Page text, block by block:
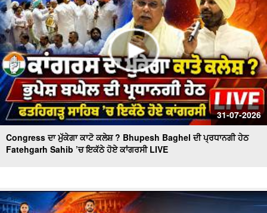
31-07-2026
Congress ਦਾ ਮੁੱਕੇਗਾ ਕਾਟੋ ਕਲੇਸ਼ ? Bhupesh Baghel ਦੀ ਪ੍ਰਧਾਨਗੀ ਹੇਠ
Fatehgarh Sahib ’ਚ ਇਕੱਠੇ ਹੋਏ ਕਾਂਗਰਸੀ LIVE